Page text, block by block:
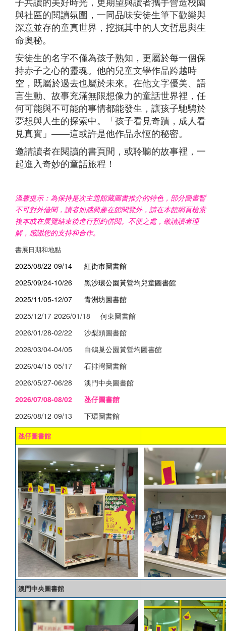
與社區的閱讀氛圍，一同品味安徒生筆下歡樂與
深意並存的童真世界，挖掘其中的人文哲思與生
命奧秘。
安徒生的名字不僅為孩子熟知，更屬於每一個保
持赤子之心的靈魂。他的兒童文學作品跨越時
空，既屬於過去也屬於未來。在他文字優美、語
言生動、故事充滿無限想像力的童話世界裡，任
何可能與不可能的事情都能發生，讓孩子馳騁於
夢想與人生的探索中。「孩子看見奇蹟，成人看
見真實」——這或許是他作品永恆的秘密。
邀請讀者在閱讀的書頁間，或聆聽的故事裡，一
起進入奇妙的童話旅程！
溫馨提示：為保持是次主題館藏圖書推介的特色，部分圖書暫
不可對外借閱，讀者如感興趣在館閱覽外，請在本館網頁檢索
複本或在展覽結束後進行預約借閱。不便之處，敬請讀者理
解，感謝您的支持和合作。
書展日期和地點
2025/08/22-09/14 紅街市圖書館
2025/09/24-10/26 黑沙環公園黃營均兒童圖書館
2025/11/05-12/07 青洲坊圖書館
2025/12/17-2026/01/18 何東圖書館
2026/01/28-02/22 沙梨頭圖書館
2026/03/04-04/05 白鴿巢公園黃營均圖書館
2026/04/15-05/17 石排灣圖書館
2026/05/27-06/28 澳門中央圖書館
2026/07/08-08/02 氹仔圖書館
2026/08/12-09/13 下環圖書館
氹仔圖書館
澳門中央圖書館